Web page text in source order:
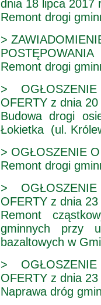
dnia 18 lipca 2017
Remont drogi
>
POSTĘPOWANIA
Remont drogi
>
OFERTY z dnia
Budowa drogi
Łokietka (ul.
> OGŁOSZENIE
Remont drogi
>
OFERTY z dnia
Remont
gminnych przy
bazaltowych w
>
OFERTY z dnia
Naprawa dróg